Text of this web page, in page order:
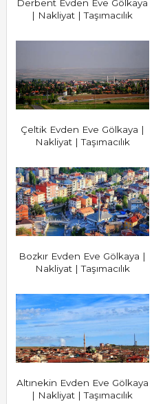
Derbent Evden Eve Gölkaya
| Nakliyat | Taşımacılık
Çeltik Evden Eve Gölkaya |
Nakliyat | Taşımacılık
Bozkır Evden Eve Gölkaya |
Nakliyat | Taşımacılık
Altınekin Evden Eve Gölkaya
| Nakliyat | Taşımacılık